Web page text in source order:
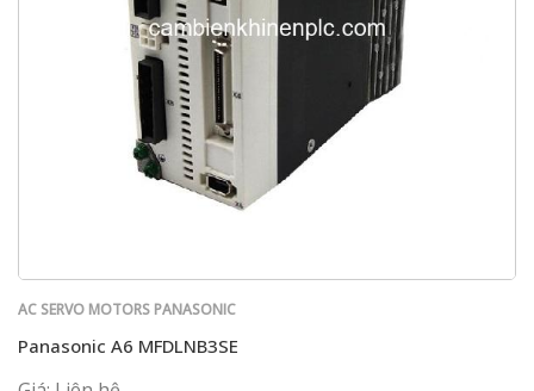
AC SERVO MOTORS PANASONIC
Panasonic A6 MFDLNB3SE